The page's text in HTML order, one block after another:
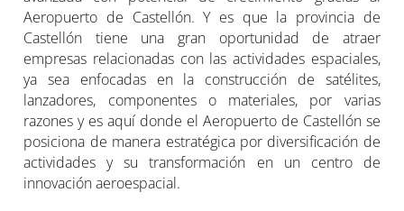
Aeropuerto de Castellón. Y es que la provincia de
Castellón tiene una gran oportunidad de atraer
empresas relacionadas con las actividades espaciales,
ya sea enfocadas en la construcción de satélites,
lanzadores, componentes o materiales, por varias
razones y es aquí donde el Aeropuerto de Castellón se
posiciona de manera estratégica por diversificación de
actividades y su transformación en un centro de
innovación aeroespacial.